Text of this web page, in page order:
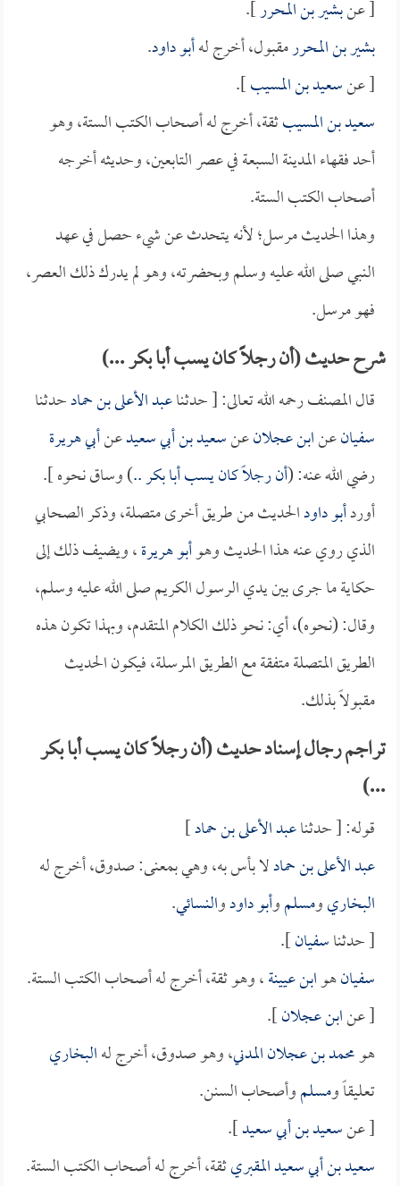
[ عنبشير بن المحرر].
بشير بن المحررمقبول، أخرج لهأبو داود.
[ عنسعيد بن المسيب].
سعيد بن المسيبثقة، أخرج له أصحاب الكتب الستة، وهو
أحد فقهاء المدينة السبعة في عصر التابعين، وحديثه أخرجه
أصحاب الكتب الستة.
وهذا الحديث مرسل؛ لأنه يتحدث عن شيء حصل في عهد
النبي صلى الله عليه وسلم وبحضرته، وهو لم يدرك ذلك العصر،
فهو مرسل.
شرح حديث (أن رجلاً كان يسب أبا بكر ...)
قال المصنف رحمه الله تعالى: [ حدثناعبد الأعلى بن حمادحدثنا
سفيانعنابن عجلانعنسعيد بن أبي سعيدعنأبي هريرة
رضي الله عنه: (أن رجلاً كان يسبأبا بكر..) وساق نحوه ].
أوردأبو داودالحديث من طريق أخرى متصلة، وذكر الصحابي
الذي روي عنه هذا الحديث وهوأبو هريرة، ويضيف ذلك إلى
حكاية ما جرى بين يدي الرسول الكريم صلى الله عليه وسلم،
وقال: (نحوه)، أي: نحو ذلك الكلام المتقدم، وبهذا تكون هذه
الطريق المتصلة متفقة مع الطريق المرسلة، فيكون الحديث
مقبولاً بذلك.
تراجم رجال إسناد حديث (أن رجلاً كان يسب أبا بكر
...)
قوله: [ حدثناعبد الأعلى بن حماد]
عبد الأعلى بن حمادلا بأس به، وهي بمعنى: صدوق، أخرج له
البخاريومسلموأبو داودوالنسائي.
[ حدثناسفيان].
سفيانهوابن عيينة، وهو ثقة، أخرج له أصحاب الكتب الستة.
[ عنابن عجلان].
هومحمد بن عجلان المدني، وهو صدوق، أخرج لهالبخاري
تعليقاً ومسلموأصحاب السنن.
[ عنسعيد بن أبي سعيد].
سعيد بن أبي سعيد المقبريثقة، أخرج له أصحاب الكتب الستة.